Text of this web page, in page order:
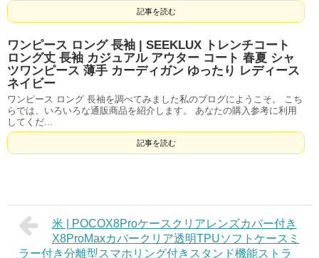
記事を読む
ワンピース ロング 長袖 | SEEKLUX トレンチコート
ロング丈 長袖 カジュアル アウター コート 春夏 シャ
ツワンピース 薄手 カーディガン ゆったり レディース
ネイビー
ワンピース ロング 長袖を調べてみました私のブログにようこそ。 こち
らでは、いろいろな通販商品を紹介します。 あなたの購入参考に利用
してくだ...
記事を読む
米 | POCOX8Proケースクリアレンズカバー付き
X8ProMaxカバークリア透明TPUソフトケースミ
ラー付き分離型スマホリング付きスタンド機能ストラ